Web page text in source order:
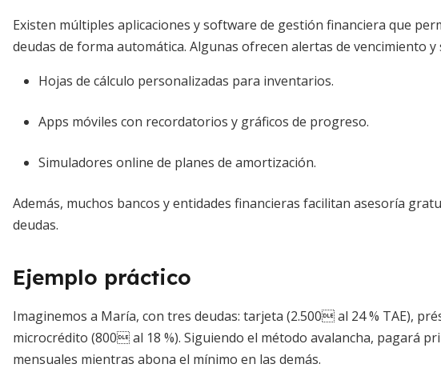
Existen múltiples aplicaciones y software de gestión financiera que
deudas de forma automática. Algunas ofrecen alertas de vencimiento
Hojas de cálculo personalizadas para inventarios.
Apps móviles con recordatorios y gráficos de progreso.
Simuladores online de planes de amortización.
Además, muchos bancos y entidades financieras facilitan asesoría
deudas.
Ejemplo práctico
Imaginemos a María, con tres deudas: tarjeta (2.500 al 24 % TAE),
microcrédito (800 al 18 %). Siguiendo el método avalancha, pagará
mensuales mientras abona el mínimo en las demás.